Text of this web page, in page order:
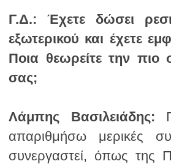
Γ.Δ.:
σας;
Λάμπης Βασιλειάδης: